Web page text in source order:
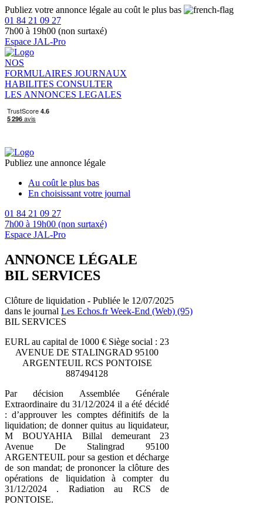
Publiez votre annonce légale au coût le plus bas
01 84 21 09 27
7h00 à 19h00 (non surtaxé)
Espace JAL-Pro
NOS
FORMULAIRES JOURNAUX
HABILITES CONSULTER
LES ANNONCES LEGALES
Publiez une annonce légale
Au coût le plus bas
En choisissant votre journal
01 84 21 09 27
7h00 à 19h00 (non surtaxé)
Espace JAL-Pro
ANNONCE LÉGALE
BIL SERVICES
Clôture de liquidation - Publiée le 12/07/2025
dans le journal Les Echos.fr Week-End (Web) (95)
BIL SERVICES
EURL au capital de 1000 € Siège social : 23
AVENUE DE STALINGRAD 95100
ARGENTEUIL RCS PONTOISE
887494128
Par décision Assemblée Générale
Extraordinaire du 31/12/2024 il a été décidé
: d’approuver les comptes définitifs de la
liquidation; de donner quitus au liquidateur,
M BOUYAHIA Billal demeurant 23
Avenue De Stalingrad 95100
ARGENTEUIL pour sa gestion et décharge
de son mandat; de prononcer la clôture des
opérations de liquidation à compter du
31/12/2024 . Radiation au RCS de
PONTOISE.